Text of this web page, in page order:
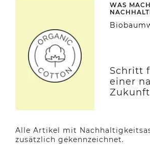
WAS
Schritt
einer
Zukunft
Alle Artikel mit
zusätzlich gekennzeichnet.